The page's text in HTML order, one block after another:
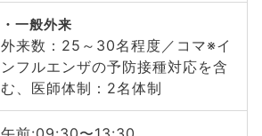
一般外来
外来数：25～30名程度／コマ※イ
ンフルエンザの予防接種対応を含
む、医師体制：2名体制